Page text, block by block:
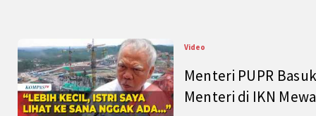
Video
Menteri PUPR
Menteri di IKN